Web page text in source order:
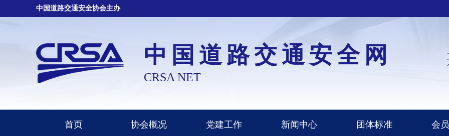
中国道路交通安全协会主办
中国道路交通安全网
CRSA NET
首页 协会概况 党建工作 新闻中心 团体标准 会